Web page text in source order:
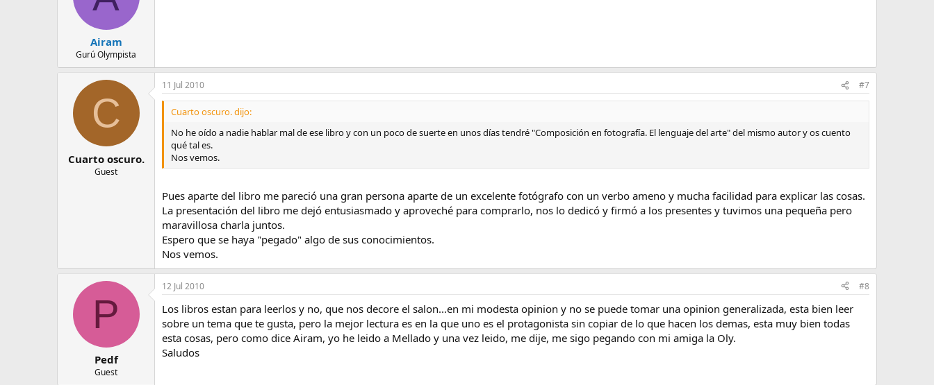
Airam
Gurú Olympista
C
Cuarto oscuro.
Guest
11 Jul 2010 #7
Cuarto oscuro. dijo:
No he oído a nadie hablar mal de ese libro y con un poco de suerte en unos días tendré "Composición en fotografía. El lenguaje del arte" del mismo autor y os cuento
qué tal es.
Nos vemos.
Pues aparte del libro me pareció una gran persona aparte de un excelente fotógrafo con un verbo ameno y mucha facilidad para explicar las cosas.
La presentación del libro me dejó entusiasmado y aproveché para comprarlo, nos lo dedicó y firmó a los presentes y tuvimos una pequeña pero
maravillosa charla juntos.
Espero que se haya "pegado" algo de sus conocimientos.
Nos vemos.
P
Pedf
Guest
12 Jul 2010 #8
Los libros estan para leerlos y no, que nos decore el salon...en mi modesta opinion y no se puede tomar una opinion generalizada, esta bien leer
sobre un tema que te gusta, pero la mejor lectura es en la que uno es el protagonista sin copiar de lo que hacen los demas, esta muy bien todas
esta cosas, pero como dice Airam, yo he leido a Mellado y una vez leido, me dije, me sigo pegando con mi amiga la Oly.
Saludos